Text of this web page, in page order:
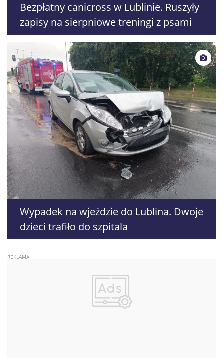
Bezpłatny canicross w Lublinie. Ruszyły
zapisy na sierpniowe treningi z psami
Wypadek na wjeździe do Lublina. Dwoje
dzieci trafiło do szpitala